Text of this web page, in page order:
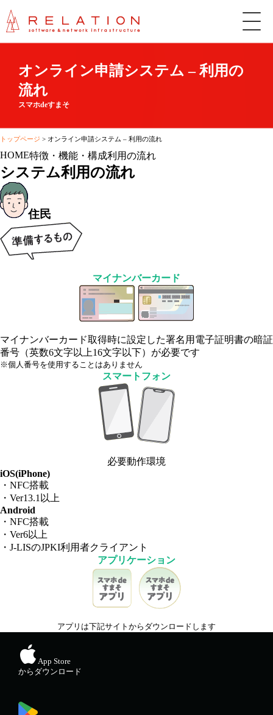
式
会
社
オンライン申請システム – 利用の
流れ
スマホdeすまそ
トップページ > オンライン申請システム – 利用の流れ
HOME特徴・機能・構成利用の流れ
システム利用の流れ
住民
マイナンバーカード
マイナンバーカード取得時に設定した署名用電子証明書の暗証
番号（英数6文字以上16文字以下）が必要です
※個人番号を使用することはありません
スマートフォン
必要動作環境
iOS(iPhone)
・NFC搭載
・Ver13.1以上
Android
・NFC搭載
・Ver6以上
・J-LISのJPKI利用者クライアント
アプリケーション
アプリは下記サイトからダウンロードします
App Store
からダウンロード